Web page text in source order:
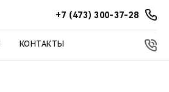
+7 (473) 300-37-28
КОНТАКТЫ